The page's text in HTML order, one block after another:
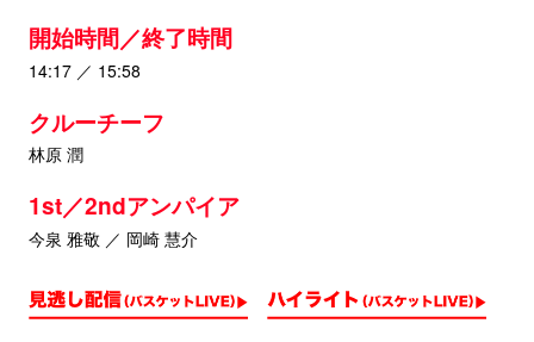
開始時間／終了時間
14:17 ／ 15:58
クルーチーフ
林原 潤
1st／2ndアンパイア
今泉 雅敬 ／ 岡崎 慧介